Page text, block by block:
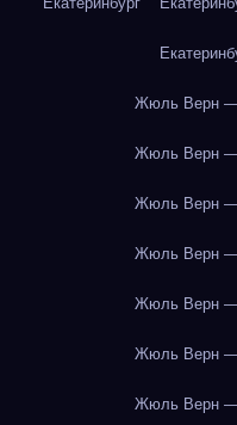
Жюль Верн —
Жюль Верн —
Жюль Верн —
Жюль Верн —
Жюль Верн —
Жюль Верн —
Жюль Верн —